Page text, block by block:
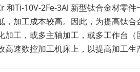
Ti-10V-2Fe-3Al 新型钛合金材零
加工成本较高。因此，为提高钛
工，或多主轴加工，或多工作台（
速数控加工机床上，以提高加工生